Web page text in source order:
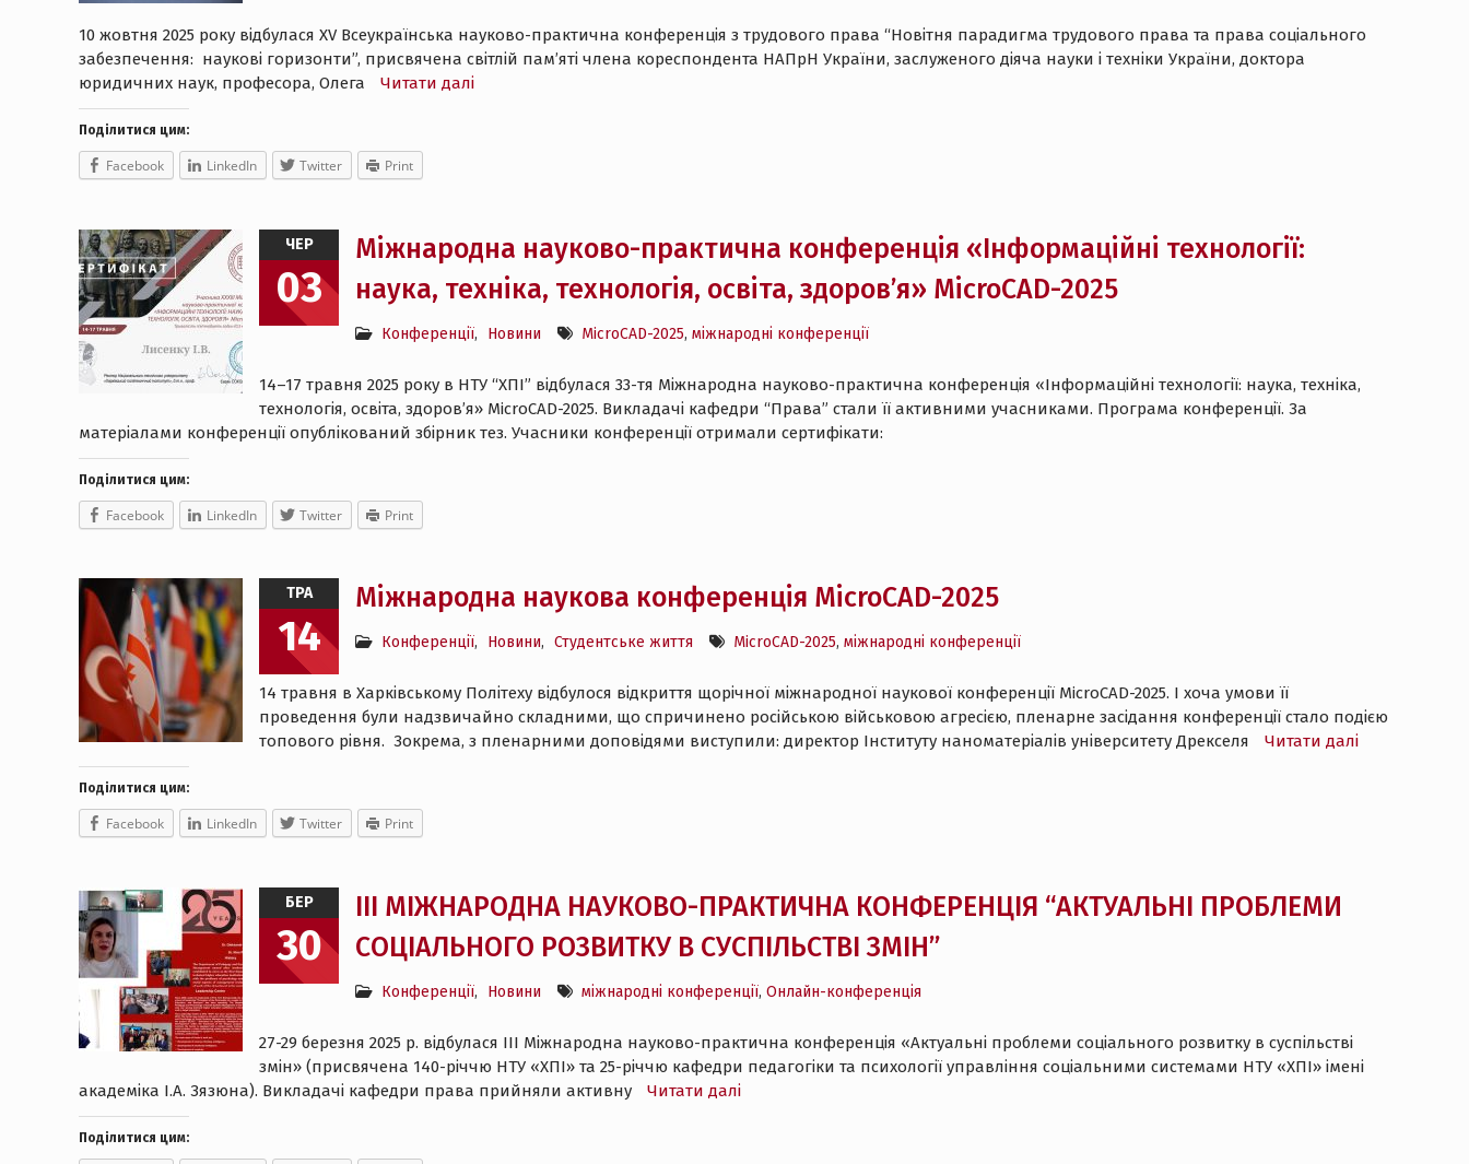
10 жовтня 2025 року відбулася XV Всеукраїнська науково-практична конференція з трудового права “Новітня парадигма трудового права та права соціального
забезпечення: наукові горизонти”, присвячена світлій пам’яті члена кореспондента НАПрН України, заслуженого діяча науки і техніки України, доктора
юридичних наук, професора, Олега
Читати далі
Поділитися цим:
Facebook LinkedIn Twitter Print
ЧЕР
03
Міжнародна науково-практична конференція «Інформаційні технології:
наука, техніка, технологія, освіта, здоров’я» MicroCAD-2025
Конференції, Новини MicroCAD-2025, міжнародні конференції
14–17 травня 2025 року в НТУ “ХПІ” відбулася 33-тя Міжнародна науково-практична конференція «Інформаційні технології: наука, техніка,
технологія, освіта, здоров’я» MicroCAD-2025. Викладачі кафедри “Права” стали її активними учасниками. Програма конференції. За
матеріалами конференції опублікований збірник тез. Учасники конференції отримали сертифікати:
Поділитися цим:
Facebook LinkedIn Twitter Print
ТРА
14
Міжнародна наукова конференція MicroCAD-2025
Конференції, Новини, Студентське життя MicroCAD-2025, міжнародні конференції
14 травня в Харківському Політеху відбулося відкриття щорічної міжнародної наукової конференції MicroCAD-2025. І хоча умови її
проведення були надзвичайно складними, що спричинено російською військовою агресією, пленарне засідання конференції стало подією
топового рівня. Зокрема, з пленарними доповідями виступили: директор Інституту наноматеріалів університету Дрекселя
Читати далі
Поділитися цим:
Facebook LinkedIn Twitter Print
БЕР
30
ІІІ МІЖНАРОДНА НАУКОВО-ПРАКТИЧНА КОНФЕРЕНЦІЯ “АКТУАЛЬНІ ПРОБЛЕМИ
СОЦІАЛЬНОГО РОЗВИТКУ В СУСПІЛЬСТВІ ЗМІН”
Конференції, Новини міжнародні конференції, Онлайн-конференція
27-29 березня 2025 р. відбулася ІІІ Міжнародна науково-практична конференція «Актуальні проблеми соціального розвитку в суспільстві
змін» (присвячена 140-річчю НТУ «ХПІ» та 25-річчю кафедри педагогіки та психології управління соціальними системами НТУ «ХПІ» імені
академіка І.А. Зязюна). Викладачі кафедри права прийняли активну
Читати далі
Поділитися цим: